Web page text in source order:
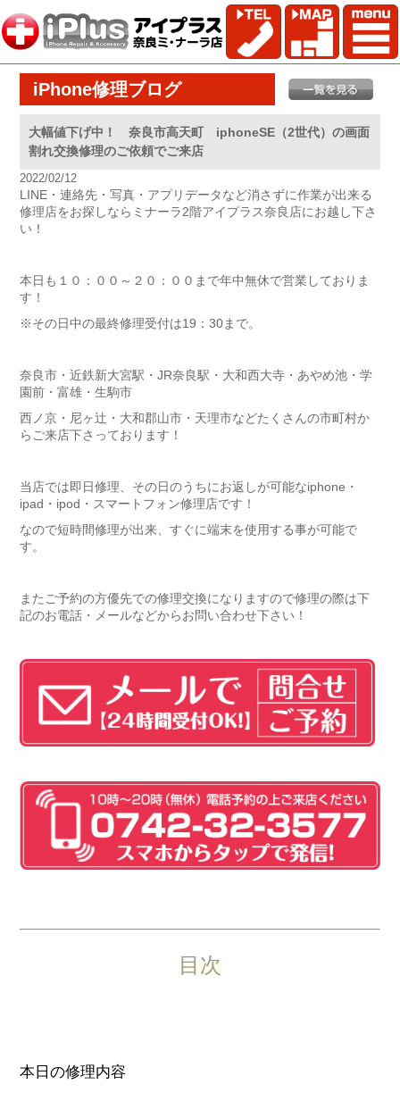
iPhone修理ブログ
大幅値下げ中！ 奈良市高天町 iphoneSE（2世代）の画面
割れ交換修理のご依頼でご来店
2022/02/12
LINE・連絡先・写真・アプリデータなど消さずに作業が出来る
修理店をお探しならミナーラ2階アイプラス奈良店にお越し下さ
い！
本日も１０：００～２０：００まで年中無休で営業しておりま
す！
※その日中の最終修理受付は19：30まで。
奈良市・近鉄新大宮駅・JR奈良駅・大和西大寺・あやめ池・学
園前・富雄・生駒市
西ノ京・尼ヶ辻・大和郡山市・天理市などたくさんの市町村か
らご来店下さっております！
当店では即日修理、その日のうちにお返しが可能なiphone・
ipad・ipod・スマートフォン修理店です！
なので短時間修理が出来、すぐに端末を使用する事が可能で
す。
またご予約の方優先での修理交換になりますので修理の際は下
記のお電話・メールなどからお問い合わせ下さい！
目次
本日の修理内容